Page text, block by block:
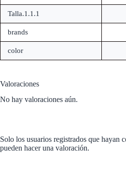
Talla.1.1.1
brands
color
Valoraciones
No hay valoraciones aún.
Solo los usuarios registrados que hayan
pueden hacer una valoración.